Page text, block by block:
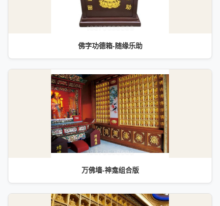
佛字功德箱-随缘乐助
万佛墙-神龛组合版